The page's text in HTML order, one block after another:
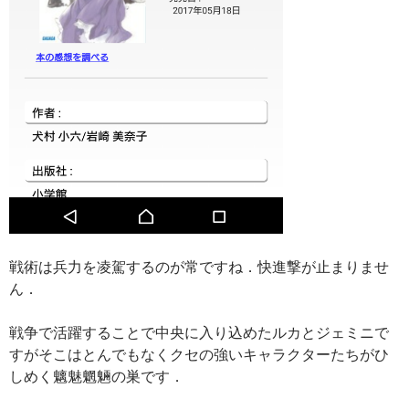
戦術は兵力を凌駕するのが常ですね．快進撃が止まりませ
ん．
戦争で活躍することで中央に入り込めたルカとジェミニで
すがそこはとんでもなくクセの強いキャラクターたちがひ
しめく魑魅魍魎の巣です．